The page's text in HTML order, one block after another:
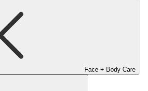
Face + Body Care